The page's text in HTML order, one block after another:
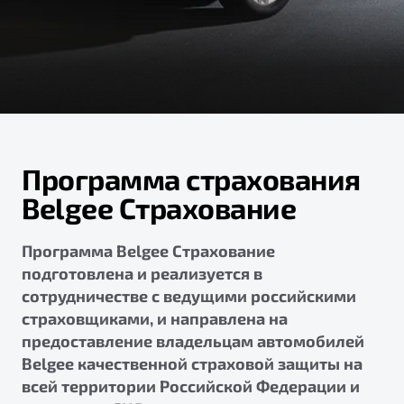
S50
Элегантный и практичный седан
Расчет КАСКО
Узнайте о специальных выгодах при покупке
Belgee Клуб
Реферальная программа
Клиентская поддержка
Помощь на дорогах
Программа страхования
Belgee Страхование
Программа Belgee Страхование
подготовлена и реализуется в
сотрудничестве с ведущими российскими
страховщиками, и направлена на
предоставление владельцам автомобилей
Belgee качественной страховой защиты на
всей территории Российской Федерации и